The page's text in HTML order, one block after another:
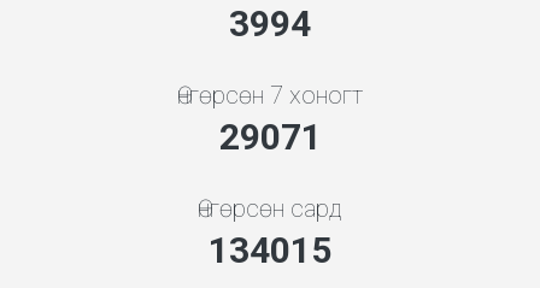
4279
Өнгөрсөн 7 хоногт
31147
Өнгөрсөн сард
143588